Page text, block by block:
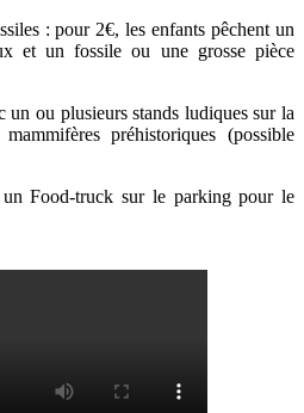
: pour 2€, les enfants pêchent un
et un fossile ou une grosse pièce
un ou plusieurs stands ludiques sur la
préhistoriques (possible
Food-truck sur le parking pour le